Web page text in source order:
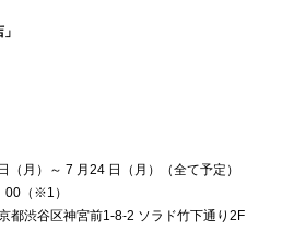
月）～ 7 月24 日（月）（全て予定）
（※1）
谷区神宮前1-8-2 ソラド竹下通り2F